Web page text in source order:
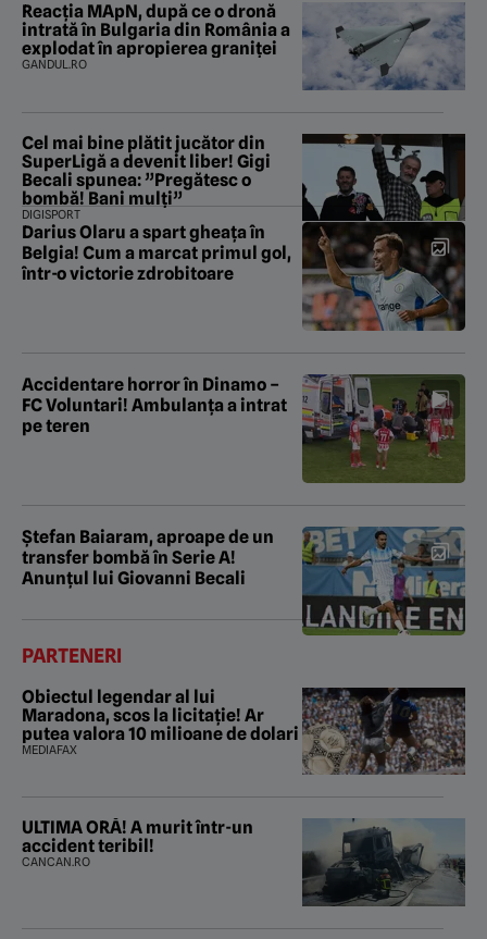
Reacția MApN, după ce o dronă
intrată în Bulgaria din România a
explodat în apropierea graniței
GANDUL.RO
Cel mai bine plătit jucător din
SuperLigă a devenit liber! Gigi
Becali spunea: ”Pregătesc o
bombă! Bani mulți”
DIGISPORT
Darius Olaru a spart gheața în
Belgia! Cum a marcat primul gol,
într-o victorie zdrobitoare
Accidentare horror în Dinamo –
FC Voluntari! Ambulanța a intrat
pe teren
Ștefan Baiaram, aproape de un
transfer bombă în Serie A!
Anunțul lui Giovanni Becali
PARTENERI
Obiectul legendar al lui
Maradona, scos la licitație! Ar
putea valora 10 milioane de dolari
MEDIAFAX
ULTIMA ORĂ! A murit într-un
accident teribil!
CANCAN.RO